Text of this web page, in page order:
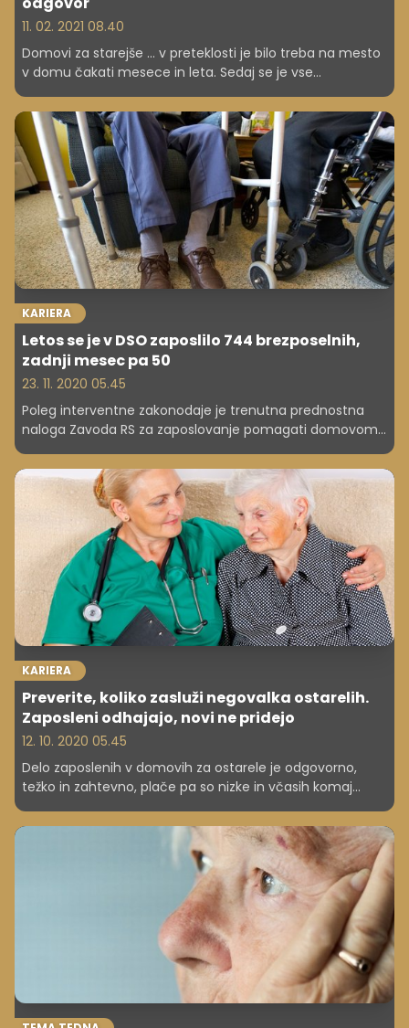
11. 02. 2021 08.40
Domovi za starejše ... v preteklosti je bilo treba na mesto
v domu čakati mesece in leta. Sedaj se je vse
spremenilo. Vse več je zgodb tistih, ki pravijo, da so do
prostega mesta v domu za starejše prišli v le nekaj dneh.
A kako varno je te dni poslati svojca v DSO?
KARIERA
Letos se je v DSO zaposlilo 744 brezposelnih,
zadnji mesec pa 50
23. 11. 2020 05.45
Poleg interventne zakonodaje je trenutna prednostna
naloga Zavoda RS za zaposlovanje pomagati domovom
starejših občanov priti do manjkajočega kadra.
KARIERA
Preverite, koliko zasluži negovalka ostarelih.
Zaposleni odhajajo, novi ne pridejo
12. 10. 2020 05.45
Delo zaposlenih v domovih za ostarele je odgovorno,
težko in zahtevno, plače pa so nizke in včasih komaj
dosežejo minimalno, čeprav delajo vse dni v tednu, v
treh izmenah, tudi nočne, praznike, vikende, nedelje. V
domovih za ostarele že dolgo opozarjajo, da bi jih morali
bolje nagraditi in da si zaslužijo več. Tudi zato imajo lahko
kadrovske težave, ko zaposleni odhajajo, ker dobijo boljšo
službo z višjo plačo, in ko ne morejo dobiti novega